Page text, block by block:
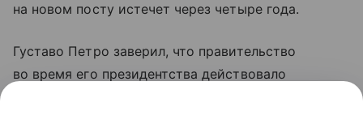
на новом посту истечет через четыре года.
Густаво Петро заверил, что правительство
во время его президентства действовало